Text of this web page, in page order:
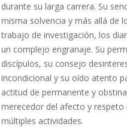
durante su larga carrera. Su
misma solvencia y más allá de
trabajo de investigación, los
un complejo engranaje. Su
discípulos, su consejo
incondicional y su oído atento
actitud de permanente y
merecedor del afecto y
múltiples actividades.